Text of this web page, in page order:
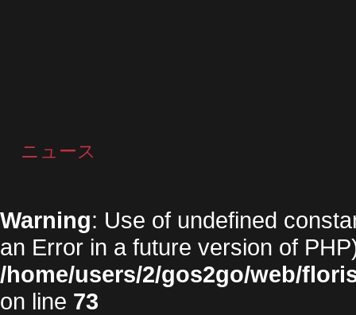
ニュース
Warning: Use of undefined
an Error in a future version of
/home/users/2/gos2go/web/
on line 73